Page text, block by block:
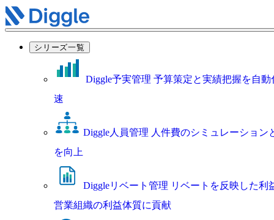
シリーズ一覧
Diggle予実管理 予算策定と実績把握を自
速
Diggle人員管理 人件費のシミュレーション
を向上
Diggleリベート管理 リベートを反映した利
営業組織の利益体質に貢献